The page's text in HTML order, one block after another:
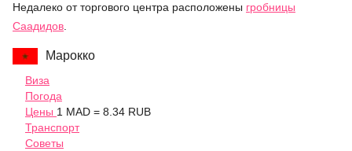
Недалеко от торгового центра расположены гробницы
Саадидов
Марокко
Виза
Погода
Цены 1 MAD = 8.34 RUB
Транспорт
Советы